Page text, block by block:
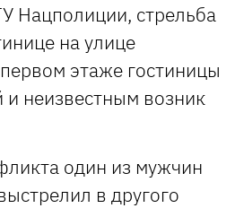
Нацполиции, стрельба
на улице
этаже гостиницы
неизвестным возник
один из мужчин
в другого